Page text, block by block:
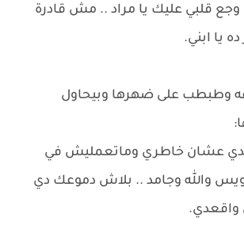
يا وجع قلبي عليك يا مراد .. مش قادرة
يا ابني.
وطبطب على ضهرها وبيحاول
عشان خاطري وماتعمليش في
والله وجامد .. بلاش دموعك دي
واقعدي.